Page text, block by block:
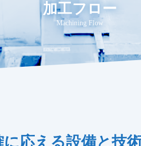
加工フロー
Machining Flow
応える設備と技